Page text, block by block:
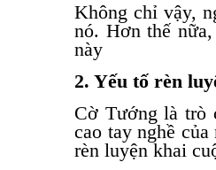
Không chỉ vậy,
nó. Hơn thế
này
2. Yếu tố rèn
Cờ Tướng là trò
cao tay nghề
rèn luyện khai